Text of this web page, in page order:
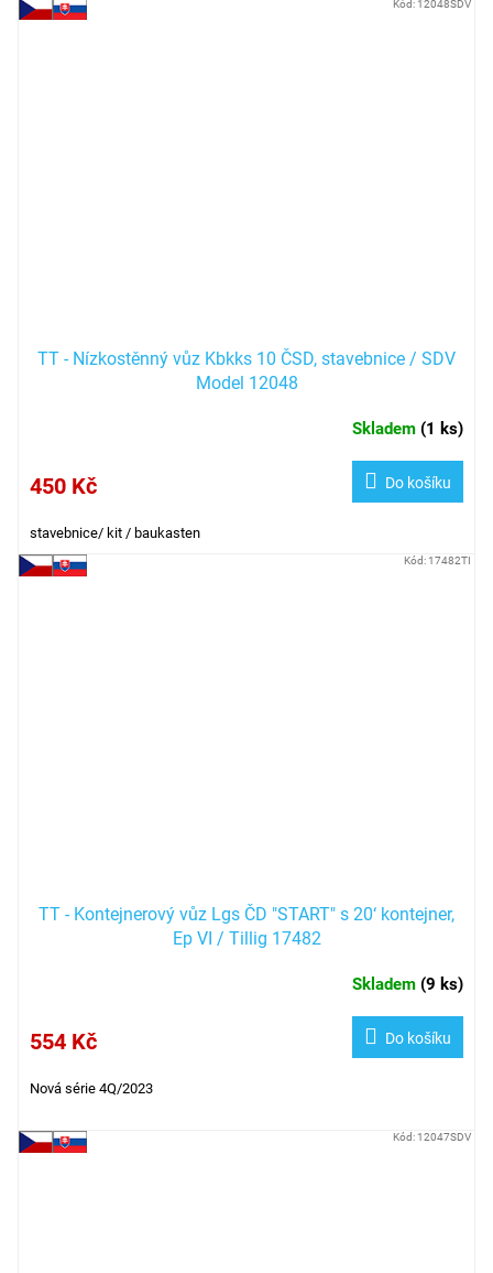
TT - Nízkostěnný vůz Kbkks 10 ČSD, stavebnice / SDV
Model 12048
Skladem (1 ks)
450 Kč Do košíku
stavebnice/ kit / baukasten
Kód: 12048SDV
TT - Kontejnerový vůz Lgs ČD "START" s 20‘ kontejner,
Ep VI / Tillig 17482
Skladem (9 ks)
554 Kč Do košíku
Nová série 4Q/2023
Kód: 17482TI
Kód: 12047SDV